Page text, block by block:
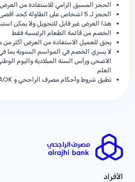
الحجز المسبق الزامي للاستفادة من العرض
الحجز لـ 5 اشخاص على الطاولة كحد اقصى
هذا العرض غير قابل للتحويل ولا يمكن
الخصم من قائمة الطعام الرئيسية فقط
يحق للعميل الاستفادة من العرض أكثر من
لا يسري الخصم في المواسم السنوية بما
الاضحى ورأس السنة الميلادية واليوم
العلم
تطبق شروط وأحكام مصرف الراجحي و AOK
الأفراد